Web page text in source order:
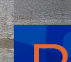
News
Veranstaltungen